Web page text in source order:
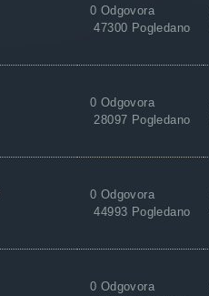
0 Odgovora
47300 Pogledano
0 Odgovora
28097 Pogledano
0 Odgovora
44993 Pogledano
0 Odgovora